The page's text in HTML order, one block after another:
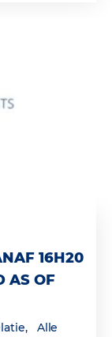
16H20
AS OF
Alle